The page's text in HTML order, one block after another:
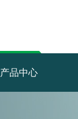
产品中心